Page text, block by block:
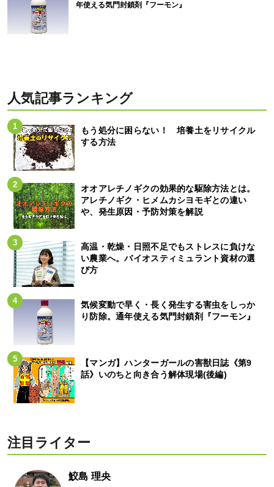
年使える気門封鎖剤『フーモン』
人気記事ランキング
もう処分に困らない！ 培養土をリサイクル
する方法
オオアレチノギクの効果的な駆除方法とは。
アレチノギク・ヒメムカシヨモギとの違い
や、発生原因・予防対策を解説
高温・乾燥・日照不足でもストレスに負けな
い農業へ。バイオスティミュラント資材の選
び方
気候変動で早く・長く発生する害虫をしっか
り防除。通年使える気門封鎖剤『フーモン』
【マンガ】ハンターガールの害獣日誌《第9
話》いのちと向き合う解体現場(後編)
注目ライター
鮫島 理央